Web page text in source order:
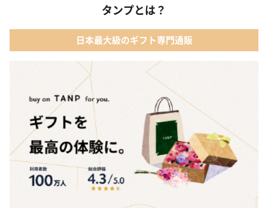
タンプとは？
日本最大級のギフト専門通販